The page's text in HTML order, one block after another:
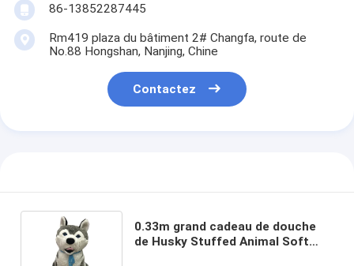
86-13852287445
Rm419 plaza du bâtiment 2# Changfa, route de
No.88 Hongshan, Nanjing, Chine
Contactez
0.33m grand cadeau de douche
de Husky Stuffed Animal Soft